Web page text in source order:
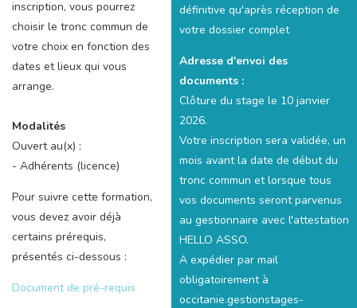
inscription, vous pourrez
choisir le tronc commun de
votre choix en fonction des
dates et lieux qui vous
arrange.
Modalités
Ouvert au(x) :
- Adhérents (licence)
Pour suivre cette formation,
vous devez avoir déjà
certains prérequis,
présentés ci-dessous :
Document de pré-requis
définitive qu'après réception de
votre dossier complet
Adresse d'envoi des
documents :
Clôture du stage le 10 janvier
2026.
Votre inscription sera validée, un
mois avant la date de début du
tronc commun et lorsque tous
vos documents seront parvenus
au gestionnaire avec l'attestation
HELLO ASSO.
A expédier par mail
obligatoirement à
occitanie.gestionstages-